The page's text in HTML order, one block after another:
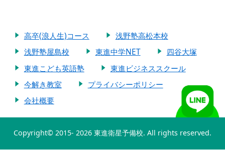
高卒(浪人生)コース
浅野塾高松本校
浅野塾屋島校
東進中学NET
四谷大塚
東進こども英語塾
東進ビジネススクール
今解き教室
プライバシーポリシー
会社概要
Copyright© 2015- 2026 東進衛星予備校. All rights reserved.